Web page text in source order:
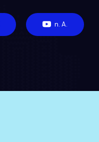
n. A.